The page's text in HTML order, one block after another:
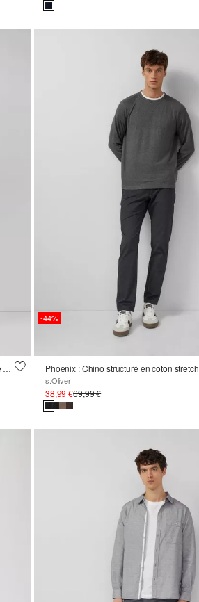
Pantalon casual en coton stretch avec mini-imprimé délavé
-44%
Phoenix : Chino structuré en coton stretch
s.Oliver
38,99 €69,99 €